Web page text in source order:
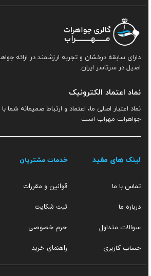
دارای سابقه درخشان و تجربه ارزشمند در ارائه
اصیل در سرتاسر ایران.
نماد اعتماد الکترونیک
نماد اعتبار اصلی ما، اعتماد و ارتباط صمیمانه شما
جواهرات مهراب است
لینک های مفید
تماس با ما
درباره ما
سوالات متداول
حساب کاربری
خدمات مشتریان
قوانین و مقررات
ثبت شکایت
حرم خصوصی
راهنمای خرید